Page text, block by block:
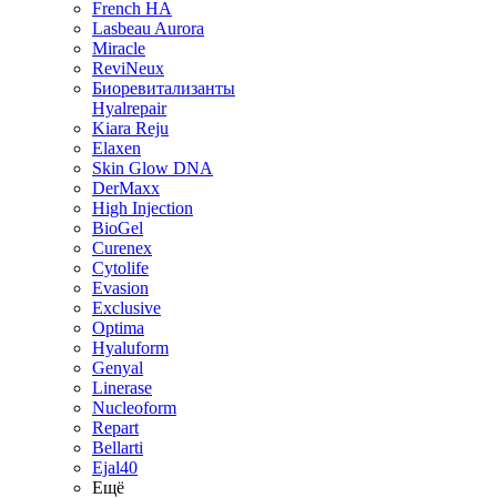
French HA
Lasbeau Aurora
Miracle
ReviNeux
Биоревитализанты
Hyalrepair
Kiara Reju
Elaxen
Skin Glow DNA
DerMaxx
High Injection
BioGel
Curenex
Cytolife
Evasion
Exclusive
Optima
Hyaluform
Genyal
Linerase
Nucleoform
Repart
Bellarti
Ejal40
Ещё